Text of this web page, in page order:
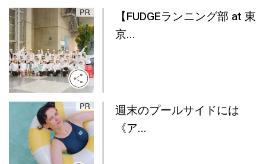
【FUDGEランニング部 at 東
京...
週末のプールサイドには
《ア...